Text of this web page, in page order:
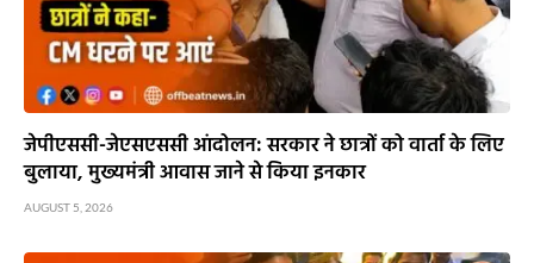
जेपीएससी-जेएसएससी आंदोलन: सरकार ने छात्रों को वार्ता के लिए
बुलाया, मुख्यमंत्री आवास जाने से किया इनकार
AUGUST 5, 2026